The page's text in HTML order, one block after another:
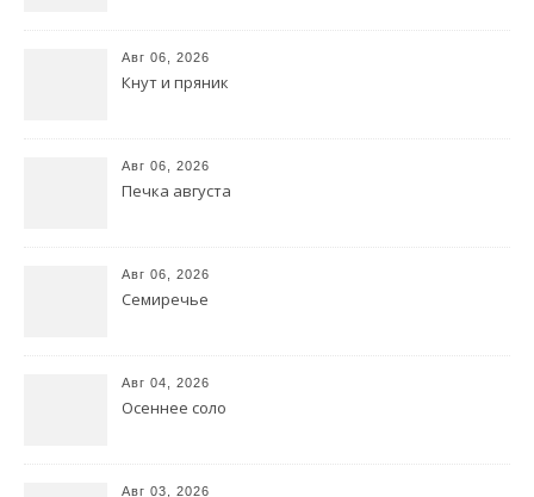
Авг 06, 2026
Кнут и пряник
Авг 06, 2026
Печка августа
Авг 06, 2026
Семиречье
Авг 04, 2026
Осеннее соло
Авг 03, 2026